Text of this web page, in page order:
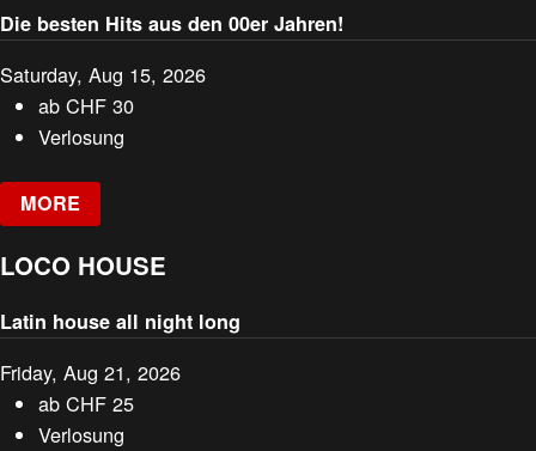
Die besten Hits aus den 00er Jahren!
Saturday, Aug 15, 2026
abCHF 30
Verlosung
MORE
LOCO HOUSE
Latin house all night long
Friday, Aug 21, 2026
abCHF 25
Verlosung